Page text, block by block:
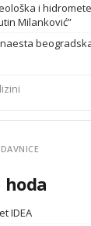
i
Milanković”
IDEA